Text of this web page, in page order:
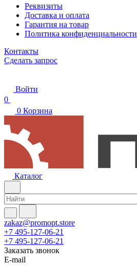
Реквизиты
Доставка и оплата
Гарантия на товар
Политика конфиденциальности
Контакты
Сделать запрос
Войти
0
0 Корзина
Каталог
zakaz@promopt.store
+7 495-127-06-21
+7 495-127-06-21
Заказать звонок
E-mail